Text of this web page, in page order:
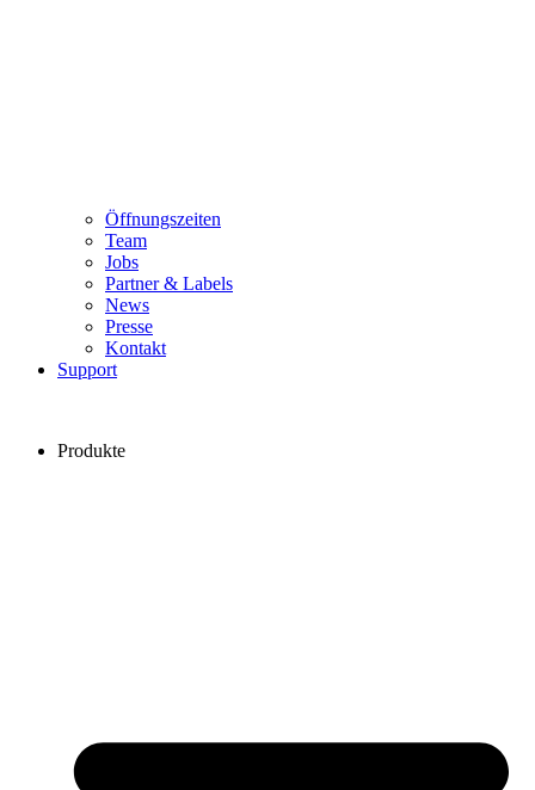
Öffnungszeiten
Team
Jobs
Partner & Labels
News
Presse
Kontakt
Support
Produkte